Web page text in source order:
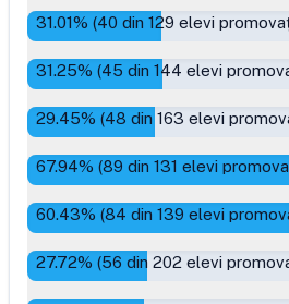
31.01% (40 din 129 elevi
31.25% (45 din 144 elevi
29.45% (48 din 163 elevi
67.94% (89 din 131 elevi
60.43% (84 din 139 elevi
27.72% (56 din 202 elevi